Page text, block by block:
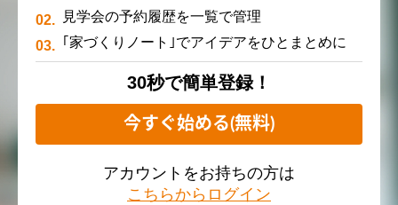
見学会の予約履歴を一覧で管理
｢家づくりノート｣でアイデアをひとまとめに
30秒で簡単登録！
今すぐ始める(無料)
アカウントをお持ちの方は
こちらからログイン